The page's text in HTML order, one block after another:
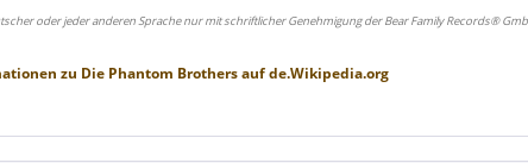
oder jeder anderen Sprache nur mit schriftlicher Genehmigung der Bear Family Records®
zu Die Phantom Brothersaufde.Wikipedia.org